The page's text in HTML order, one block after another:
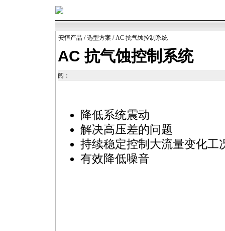
安恒产品 /选型方案 / AC 抗气蚀控制系统
AC 抗气蚀控制系统
阅：
降低系统震动
解决高压差的问题
持续稳定控制大流量变化工
有效降低噪音